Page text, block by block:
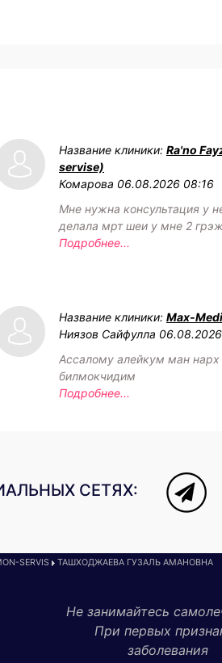
Название клиники: Ra'no
servise)
Комарова 06.08.2026 08:16
Мне нужна консультация у
делала мрт шеи у мне 2
Подробнее...
Название клиники: Max-
Ниязов Сайфулла
Ассалому алейкум ман нарх
билмокчидим
Подробнее...
СЕТЯХ:
SERVIS ТАШХОДЖАЕВА ГУЗАЛЬ АМАНОВНА
Не занимайтесь
При первых
заболевания